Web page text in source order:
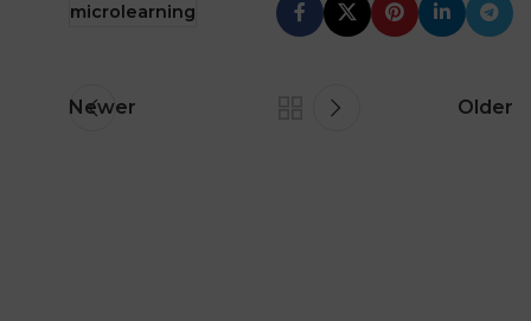
microlearning
Newer Older